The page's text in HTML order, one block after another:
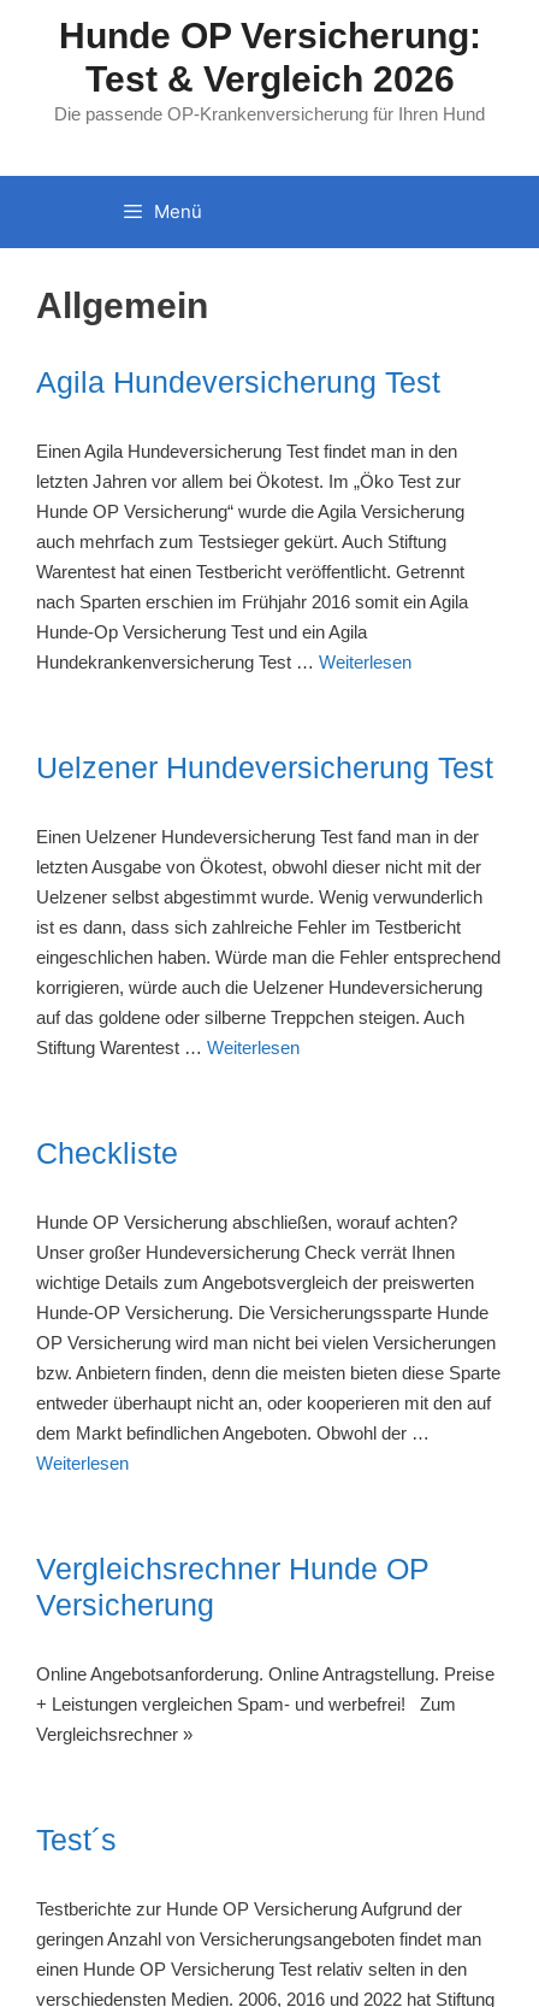
Hunde OP Versicherung:
Test & Vergleich 2026
Die passende OP-Krankenversicherung für Ihren Hund
Menü
Allgemein
Agila Hundeversicherung Test
Einen Agila Hundeversicherung Test findet man in den
letzten Jahren vor allem bei Ökotest. Im „Öko Test zur
Hunde OP Versicherung“ wurde die Agila Versicherung
auch mehrfach zum Testsieger gekürt. Auch Stiftung
Warentest hat einen Testbericht veröffentlicht. Getrennt
nach Sparten erschien im Frühjahr 2016 somit ein Agila
Hunde-Op Versicherung Test und ein Agila
Hundekrankenversicherung Test … Weiterlesen
Uelzener Hundeversicherung Test
Einen Uelzener Hundeversicherung Test fand man in der
letzten Ausgabe von Ökotest, obwohl dieser nicht mit der
Uelzener selbst abgestimmt wurde. Wenig verwunderlich
ist es dann, dass sich zahlreiche Fehler im Testbericht
eingeschlichen haben. Würde man die Fehler entsprechend
korrigieren, würde auch die Uelzener Hundeversicherung
auf das goldene oder silberne Treppchen steigen. Auch
Stiftung Warentest … Weiterlesen
Checkliste
Hunde OP Versicherung abschließen, worauf achten?
Unser großer Hundeversicherung Check verrät Ihnen
wichtige Details zum Angebotsvergleich der preiswerten
Hunde-OP Versicherung. Die Versicherungssparte Hunde
OP Versicherung wird man nicht bei vielen Versicherungen
bzw. Anbietern finden, denn die meisten bieten diese Sparte
entweder überhaupt nicht an, oder kooperieren mit den auf
dem Markt befindlichen Angeboten. Obwohl der …
Weiterlesen
Vergleichsrechner Hunde OP
Versicherung
Online Angebotsanforderung. Online Antragstellung. Preise
+ Leistungen vergleichen Spam- und werbefrei! Zum
Vergleichsrechner »
Test´s
Testberichte zur Hunde OP Versicherung Aufgrund der
geringen Anzahl von Versicherungsangeboten findet man
einen Hunde OP Versicherung Test relativ selten in den
verschiedensten Medien. 2006, 2016 und 2022 hat Stiftung